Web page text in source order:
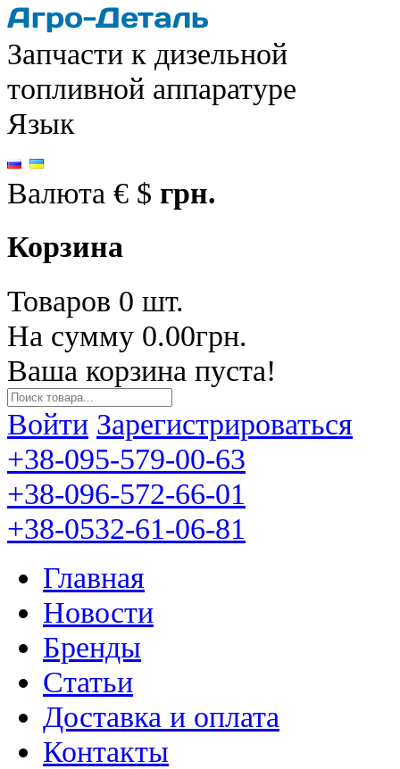
Запчасти к дизельной
топливной аппаратуре
Язык
Валюта € $ грн.
Корзина
Товаров 0 шт.
На сумму 0.00грн.
Ваша корзина пуста!
Войти Зарегистрироваться
+38-095-579-00-63
+38-096-572-66-01
+38-0532-61-06-81
Главная
Новости
Бренды
Статьи
Доставка и оплата
Контакты